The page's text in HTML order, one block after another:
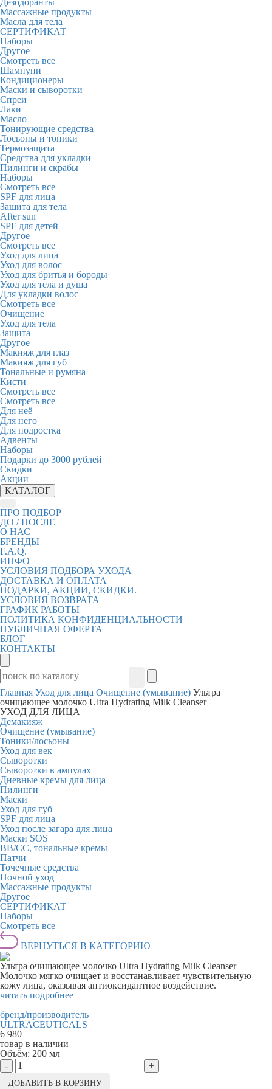
Дезодоранты
Массажные продукты
Масла для тела
СЕРТИФИКАТ
Наборы
Другое
Смотреть все
Шампуни
Кондиционеры
Маски и сыворотки
Спреи
Лаки
Масло
Тонирующие средства
Лосьоны и тоники
Термозащита
Средства для укладки
Пилинги и скрабы
Наборы
Смотреть все
SPF для лица
Защита для тела
After sun
SPF для детей
Другое
Смотреть все
Уход для лица
Уход для волос
Уход для бритья и бороды
Уход для тела и душа
Для укладки волос
Смотреть все
Очищение
Уход для тела
Защита
Другое
Макияж для глаз
Макияж для губ
Тональные и румяна
Кисти
Смотреть все
Смотреть все
Для неё
Для него
Для подростка
Адвенты
Наборы
Подарки до 3000 рублей
Скидки
Акции
КАТАЛОГ
ПРО ПОДБОР
ДО / ПОСЛЕ
О НАС
БРЕНДЫ
F.A.Q.
ИНФО
УСЛОВИЯ ПОДБОРА УХОДА
ДОСТАВКА И ОПЛАТА
ПОДАРКИ, АКЦИИ, СКИДКИ.
УСЛОВИЯ ВОЗВРАТА
ГРАФИК РАБОТЫ
ПОЛИТИКА КОНФИДЕНЦИАЛЬНОСТИ
ПУБЛИЧНАЯ ОФЕРТА
БЛОГ
КОНТАКТЫ
Главная Уход для лица Очищение (умывание) Ультра
очищающее молочко Ultra Hydrating Milk Cleanser
УХОД ДЛЯ ЛИЦА
Демакияж
Очищение (умывание)
Тоники/лосьоны
Уход для век
Сыворотки
Сыворотки в ампулах
Дневные кремы для лица
Пилинги
Маски
Уход для губ
SPF для лица
Уход после загара для лица
Маски SOS
BB/CC, тональные кремы
Патчи
Точечные средства
Ночной уход
Массажные продукты
Другое
СЕРТИФИКАТ
Наборы
Смотреть все
ВЕРНУТЬСЯ В КАТЕГОРИЮ
Ультра очищающее молочко Ultra Hydrating Milk Cleanser
Молочко мягко очищает и восстанавливает чувствительную
кожу лица, оказывая антиоксидантное воздействие.
читать подробнее
бренд/производитель
ULTRACEUTICALS
6 980
товар в наличии
Объём: 200 мл
-
+
ДОБАВИТЬ В КОРЗИНУ